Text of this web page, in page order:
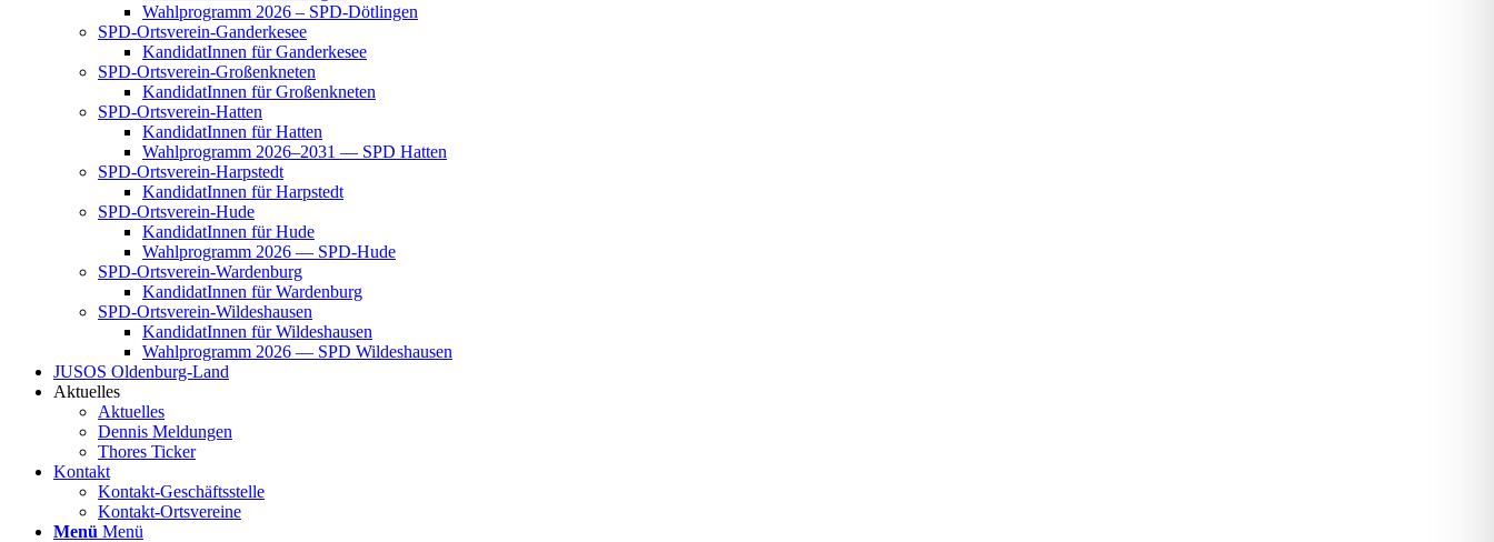
Wahl­pro­gramm 2026 – SPD-Döt­lin­gen
SPD-Orts­­ver­­ein-Gan­­der­ke­­see
Kan­di­da­tIn­nen für Gan­der­ke­see
SPD-Orts­­ver­­ein-Gro­ß­en­k­ne­­ten
Kan­di­da­tIn­nen für Groß­enkne­ten
SPD-Orts­­ver­­ein-Hat­­ten
Kan­di­da­tIn­nen für Hat­ten
Wahl­pro­gramm 2026–2031 — SPD Hat­ten
SPD-Orts­­ver­­ein-Har­p­s­tedt
Kan­di­da­tIn­nen für Harp­s­tedt
SPD-Orts­­ver­­ein-Hude
Kan­di­da­tIn­nen für Hude
Wahl­pro­gramm 2026 — SPD-Hude
SPD-Orts­­ver­­ein-War­­den­­burg
Kan­di­da­tIn­nen für War­den­burg
SPD-Orts­­ver­­ein-Wil­­des­hau­­sen
Kan­di­da­tIn­nen für Wil­des­hau­sen
Wahl­pro­gramm 2026 — SPD Wil­des­hau­sen
JUSOS Olden­­burg-Land
Aktu­el­les
Aktu­el­les
Den­nis Mel­dun­gen
Tho­res Ticker
Kon­takt
Kon­­­takt-Geschäfts­­s­tel­­le
Kon­­­takt-Orts­­ver­­ei­­ne
Menü Menü